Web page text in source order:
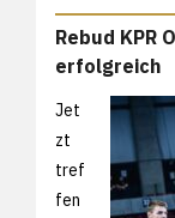
Rebud KPR
erfolgreich
Jet
zt
tref
fen